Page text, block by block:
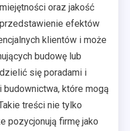
oraz jakość
przedstawienie efektów
klientów i może
budowę lub
się poradami i
które mogą
treści nie tylko
pozycjonują firmę jako